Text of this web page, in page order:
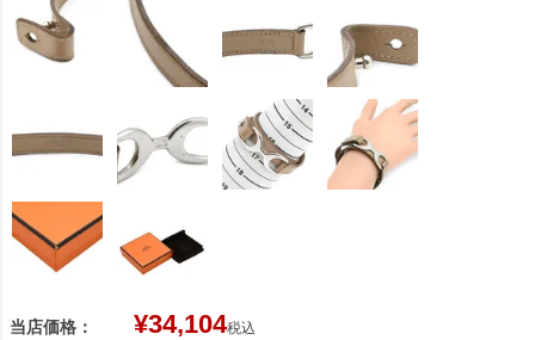
当店価格： ¥34,104税込